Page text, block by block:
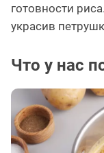
готовности
украсив
Что у нас